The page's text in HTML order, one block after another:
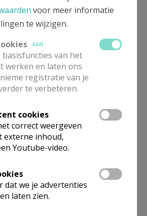
werkgroep Solidariteit (KaVoKi)
van het Palokefeest.
Emmaüs
voor meer informatie
te wijzigen.
AAN
van het
werken en laten ons
registratie van je
te verbeteren.
cookies
correct weergeven
externe inhoud,
Youtube-video.
dat we je advertenties
laten zien.